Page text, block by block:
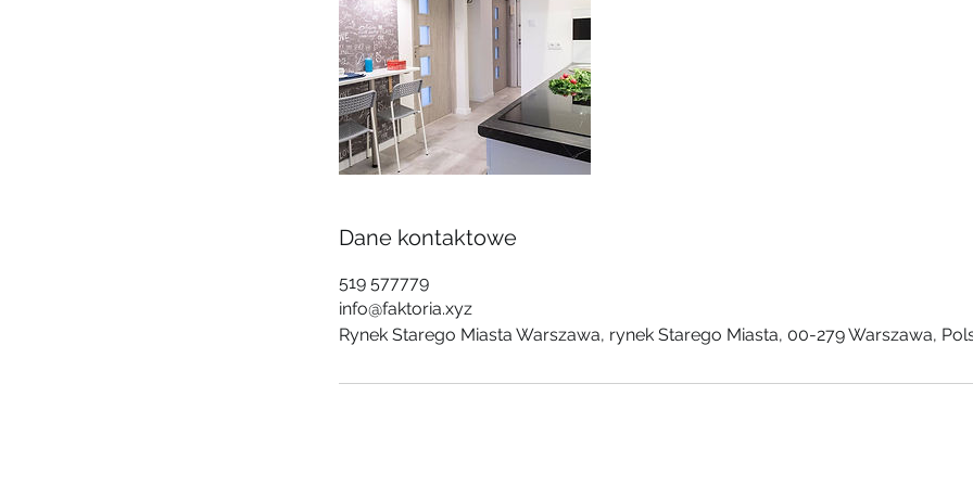
Dane kontaktowe
519 577779
info@faktoria.xyz
Rynek Starego Miasta Warszawa, rynek Starego Miasta, 00-279 Warszawa,